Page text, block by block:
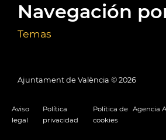
Navegación
Temas
Ajuntament de València © 2026
Aviso
legal
Política
privacidad
Política de
cookies
Agencia